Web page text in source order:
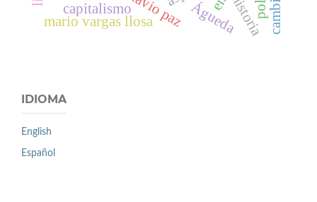
mario vargas llosa Águedahistoriacambio
capitalismo
IDIOMA
English
Español